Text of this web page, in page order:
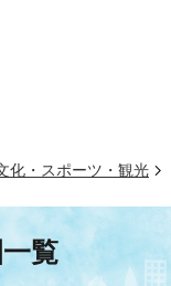
化・スポーツ・観光
覧